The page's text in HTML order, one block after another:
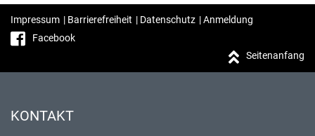
Impressum | Barrierefreiheit | Datenschutz |Anmeldung
Facebook
Seitenanfang
KONTAKT